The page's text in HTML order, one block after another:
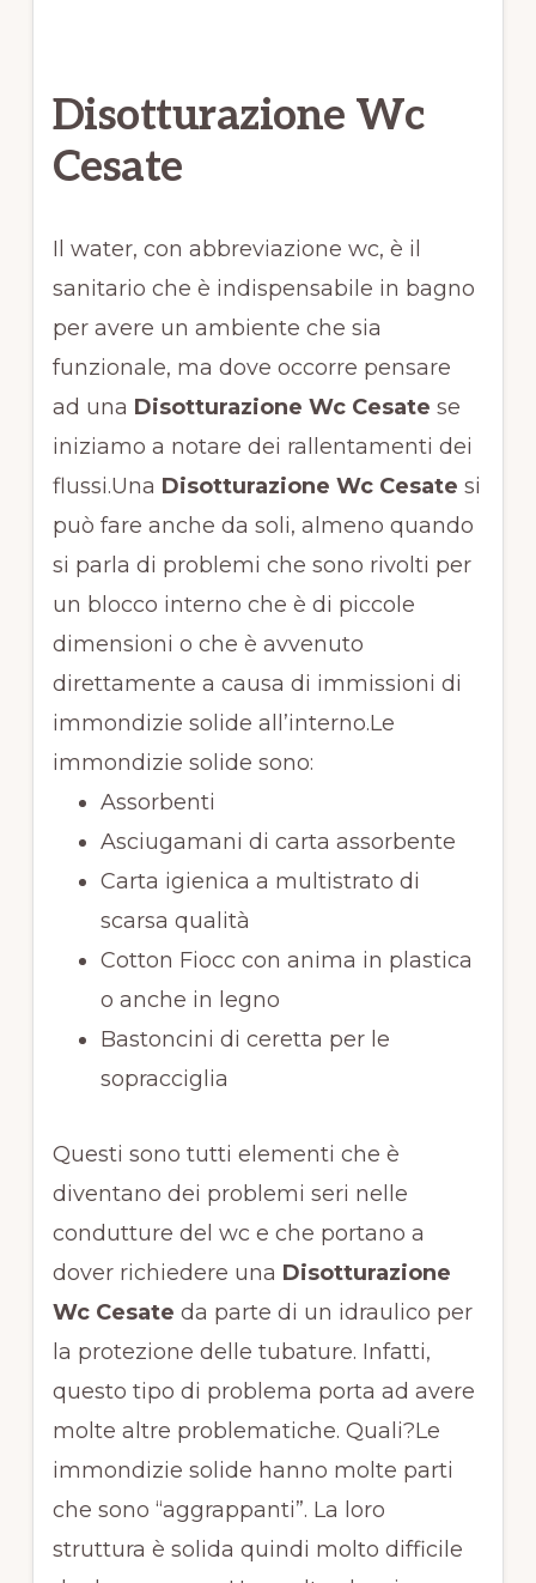
Disotturazione Wc
Cesate
Il water, con abbreviazione wc, è il
sanitario che è indispensabile in bagno
per avere un ambiente che sia
funzionale, ma dove occorre pensare
ad una Disotturazione Wc Cesate se
iniziamo a notare dei rallentamenti dei
flussi.Una Disotturazione Wc Cesate si
può fare anche da soli, almeno quando
si parla di problemi che sono rivolti per
un blocco interno che è di piccole
dimensioni o che è avvenuto
direttamente a causa di immissioni di
immondizie solide all’interno.Le
immondizie solide sono:
Assorbenti
Asciugamani di carta assorbente
Carta igienica a multistrato di
scarsa qualità
Cotton Fiocc con anima in plastica
o anche in legno
Bastoncini di ceretta per le
sopracciglia
Questi sono tutti elementi che è
diventano dei problemi seri nelle
condutture del wc e che portano a
dover richiedere una Disotturazione
Wc Cesate da parte di un idraulico per
la protezione delle tubature. Infatti,
questo tipo di problema porta ad avere
molte altre problematiche. Quali?Le
immondizie solide hanno molte parti
che sono “aggrappanti”. La loro
struttura è solida quindi molto difficile